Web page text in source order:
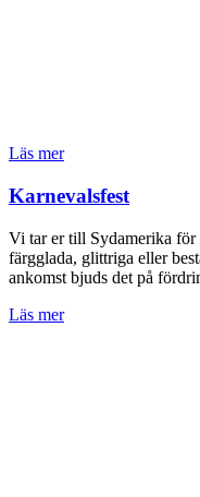
Läs mer
Karnevalsfest
Vi tar er till Sydamerika
färgglada, glittriga eller
ankomst bjuds det på
Läs mer